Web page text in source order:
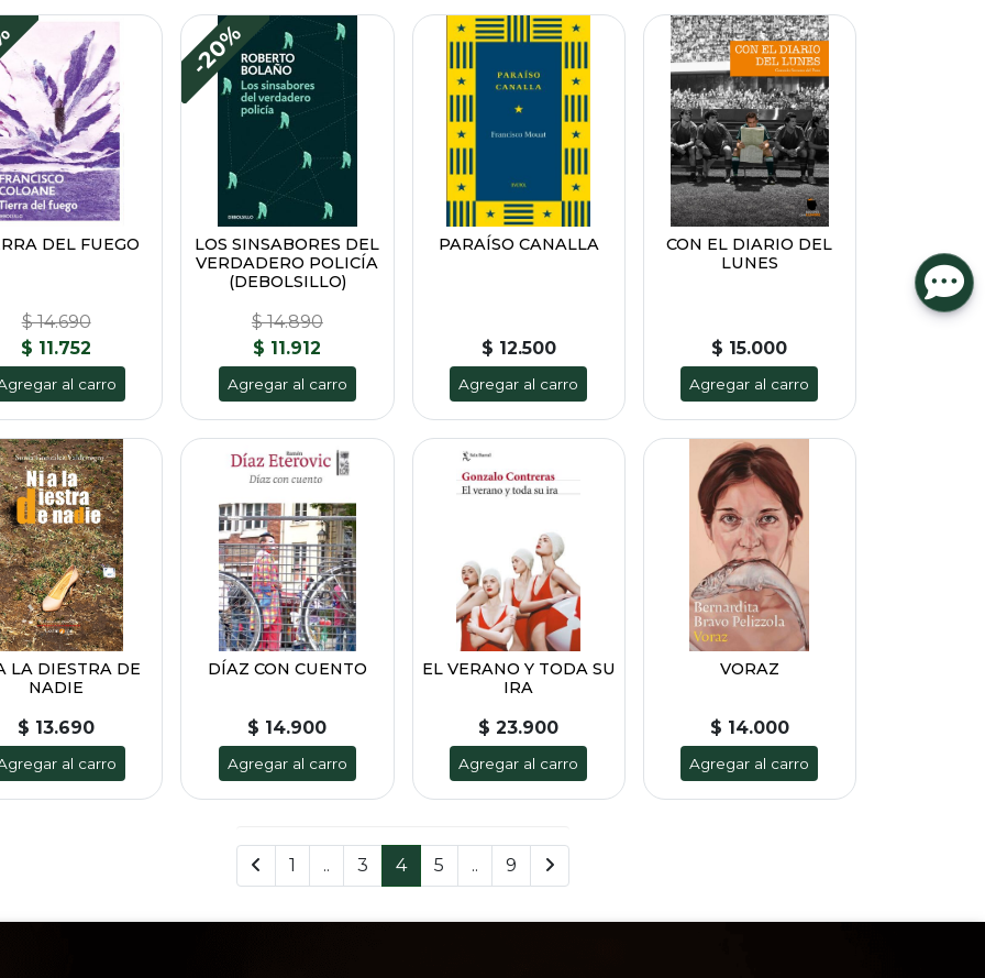
DEL FUEGO
$ 14.690
$ 11.752
al carro
-20%
LOS SINSABORES DEL
VERDADERO POLICÍA
(DEBOLSILLO)
$ 14.890
$ 11.912
Agregar al carro
PARAÍSO CANALLA
$ 12.500
Agregar al carro
CON EL DIARIO DEL
LUNES
$ 15.000
Agregar al carro
LA DIESTRA DE
NADIE
$ 13.690
al carro
DÍAZ CON CUENTO
$ 14.900
Agregar al carro
EL VERANO Y TODA SU
IRA
$ 23.900
Agregar al carro
VORAZ
$ 14.000
Agregar al carro
1 .. 3 4 5 .. 9